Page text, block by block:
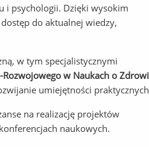
i psychologii. Dzięki wysokim
do aktualnej wiedzy,
w tym specjalistycznymi
w Naukach o
umiejętności
na realizację projektów
naukowych.